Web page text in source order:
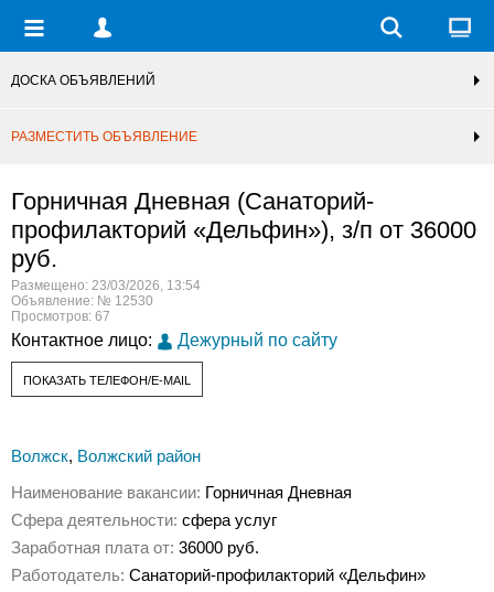
ДОСКА ОБЪЯВЛЕНИЙ
РАЗМЕСТИТЬ ОБЪЯВЛЕНИЕ
Горничная Дневная (Санаторий-
профилакторий «Дельфин»), з/п от 36000
руб.
Размещено: 23/03/2026, 13:54
Объявление: № 12530
Просмотров: 67
Контактное лицо: Дежурный по сайту
ПОКАЗАТЬ ТЕЛЕФОН/E-MAIL
Волжск, Волжский район
Наименование вакансии: Горничная Дневная
Сфера деятельности: сфера услуг
Заработная плата от: 36000 руб.
Работодатель: Санаторий-профилакторий «Дельфин»